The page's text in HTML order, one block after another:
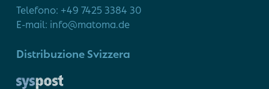
Telefono: +49 7425 3384 30
E-mail: info@matoma.de
Distribuzione Svizzera